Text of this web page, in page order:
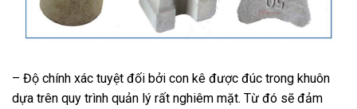
– Độ chính xác tuyệt đối bởi con kê được đúc trong khuôn
dựa trên quy trình quản lý rất nghiêm mặt. Từ đó sẽ đảm